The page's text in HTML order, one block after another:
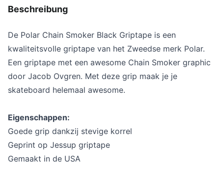
Beschreibung
De Polar Chain Smoker Black Griptape is een
kwaliteitsvolle griptape van het Zweedse merk Polar.
Een griptape met een awesome Chain Smoker graphic
door Jacob Ovgren. Met deze grip maak je je
skateboard helemaal awesome.
Eigenschappen:
Goede grip dankzij stevige korrel
Geprint op Jessup griptape
Gemaakt in de USA